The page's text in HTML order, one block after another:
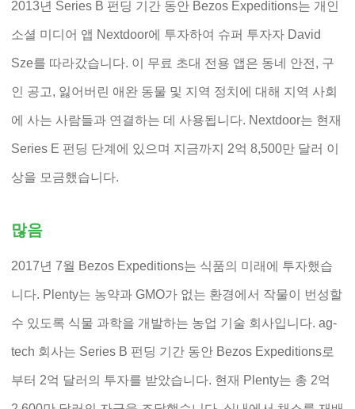
2013년 Series B 펀딩 기간 동안 Bezos Expeditions는 개인
소셜 미디어 앱 Nextdoor에 투자하여 슈퍼 투자자 David
Sze를 따라갔습니다. 이 무료 초대 전용 앱은 동네 안전, 구
인 공고, 잃어버린 애완 동물 및 지역 정치에 대해 지역 사회
에 사는 사람들과 연결하는 데 사용됩니다. Nextdoor는 현재
Series E 펀딩 단계에 있으며 지금까지 2억 8,500만 달러 이
상을 모금했습니다.
많음
2017년 7월 Bezos Expeditions는 식품의 미래에 투자했습
니다. Plenty는 농약과 GMO가 없는 환경에서 작물이 번성할
수 있도록 식물 과학을 개발하는 농업 기술 회사입니다. ag-
tech 회사는 Series B 펀딩 기간 동안 Bezos Expeditions로
부터 2억 달러의 투자를 받았습니다. 현재 Plenty는 총 2억